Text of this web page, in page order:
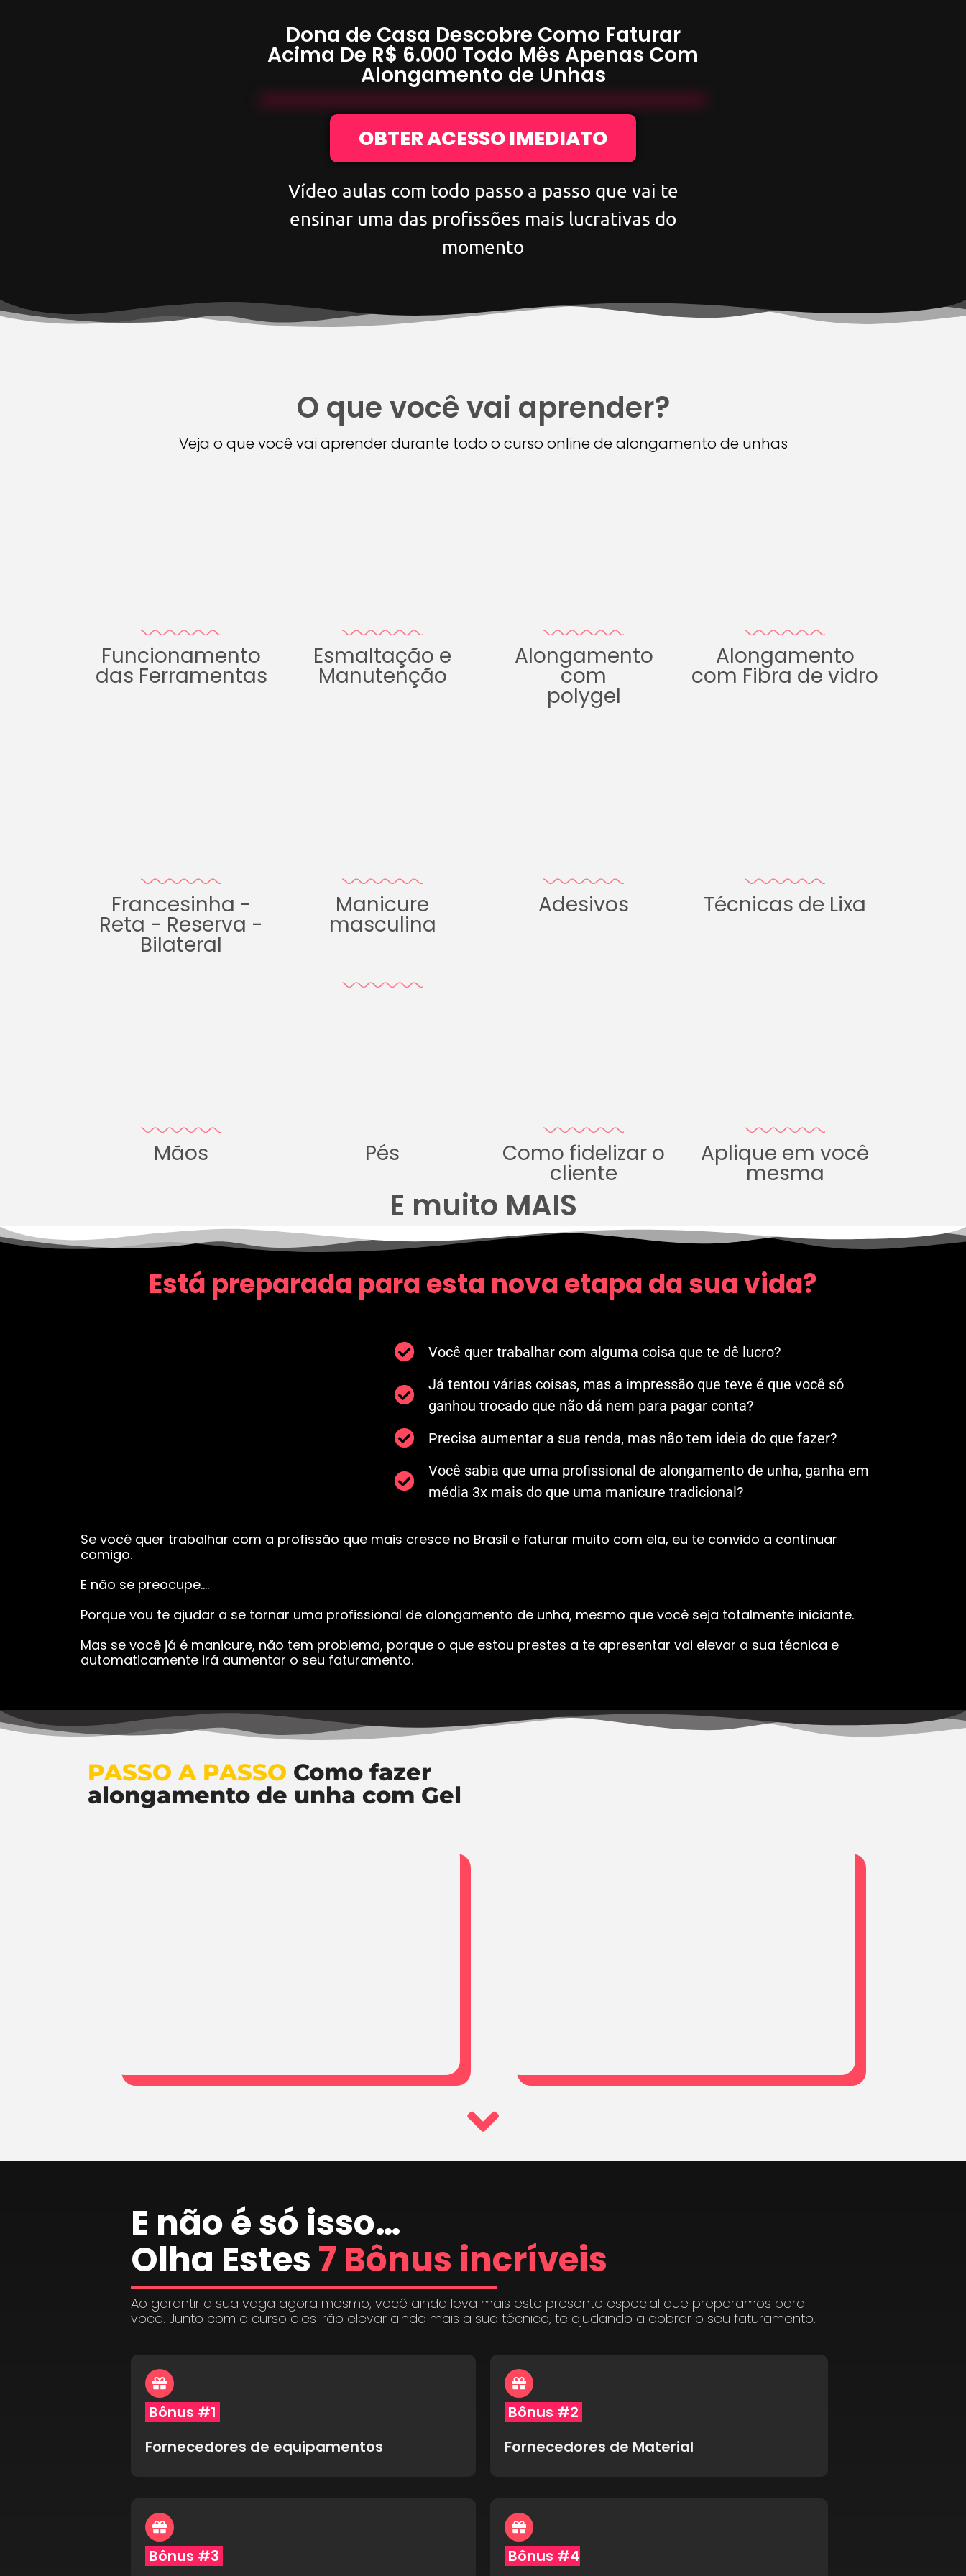
Dona de Casa Descobre Como Faturar
Acima De R$ 6.000 Todo Mês Apenas Com
Alongamento de Unhas
OBTER ACESSO IMEDIATO
Vídeo aulas com todo passo a passo que vai te
ensinar uma das profissões mais lucrativas do
momento
O que você vai aprender?
Veja o que você vai aprender durante todo o curso online de alongamento de unhas
Funcionamento
das Ferramentas
Esmaltação e
Manutenção
Alongamento
com
polygel
Alongamento
com Fibra de vidro
Francesinha -
Reta - Reserva -
Bilateral
Manicure
masculina
Adesivos Técnicas de Lixa
Mãos Pés Como fidelizar o
cliente
Aplique em você
mesma
E muito MAIS
Está preparada para esta nova etapa da sua vida?
Você quer trabalhar com alguma coisa que te dê lucro?
Já tentou várias coisas, mas a impressão que teve é que você só
ganhou trocado que não dá nem para pagar conta?
Precisa aumentar a sua renda, mas não tem ideia do que fazer?
Você sabia que uma profissional de alongamento de unha, ganha em
média 3x mais do que uma manicure tradicional?
Se você quer trabalhar com a profissão que mais cresce no Brasil e faturar muito com ela, eu te convido a continuar
comigo.
E não se preocupe….
Porque vou te ajudar a se tornar uma profissional de alongamento de unha, mesmo que você seja totalmente iniciante.
Mas se você já é manicure, não tem problema, porque o que estou prestes a te apresentar vai elevar a sua técnica e
automaticamente irá aumentar o seu faturamento.
PASSO A PASSO Como fazer
alongamento de unha com Gel
E não é só isso…
Olha Estes 7 Bônus incríveis
Ao garantir a sua vaga agora mesmo, você ainda leva mais este presente especial que preparamos para
você. Junto com o curso eles irão elevar ainda mais a sua técnica, te ajudando a dobrar o seu faturamento.
Bônus #1
Fornecedores de equipamentos
Bônus #2
Fornecedores de Material
Bônus #3 Bônus #4